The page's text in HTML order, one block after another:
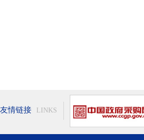
友情链接 LINKS